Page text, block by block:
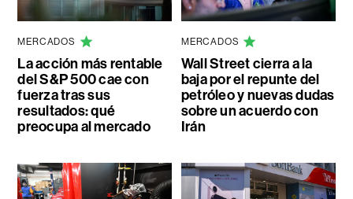
MERCADOS
La acción más rentable
del S&P 500 cae con
fuerza tras sus
resultados: qué
preocupa al mercado
MERCADOS
Wall Street cierra a la
baja por el repunte del
petróleo y nuevas dudas
sobre un acuerdo con
Irán